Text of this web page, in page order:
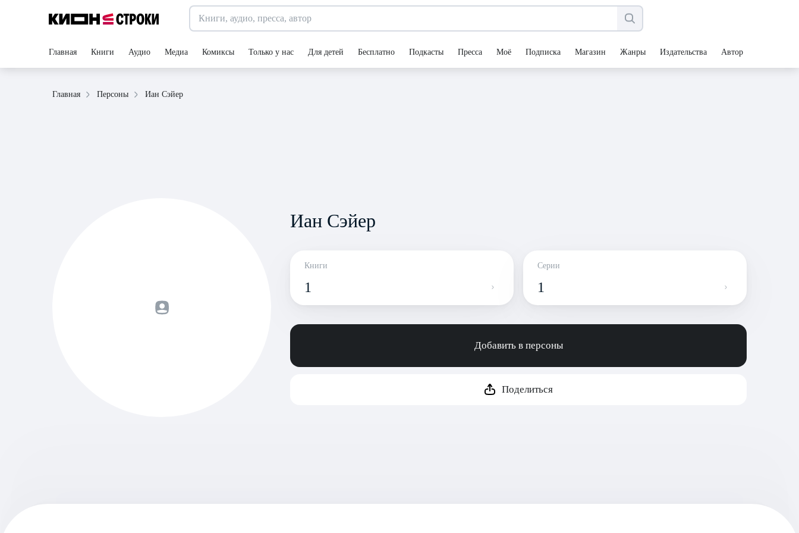
Главная Книги Аудио Медиа Комиксы Только у нас Для детей Бесплатно Подкасты Пресса Моё Подписка Магазин Жанры Издательства Авторы
Главная Персоны Иан Сэйер
Иан Сэйер
Книги
1
Серии
1
Добавить в персоны
Поделиться